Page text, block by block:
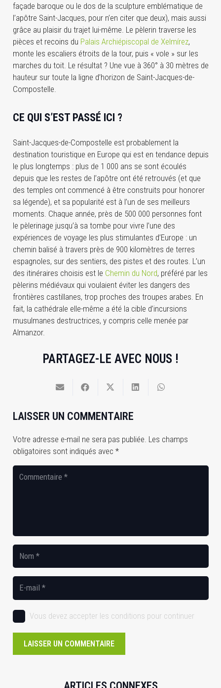
façade baroque ou le dos de la sculpture emblématique de
l’apôtre Saint-Jacques, pour n’en citer que deux), mais aussi
grâce au plaisir du trajet lui-même. Le pèlerin traverse les
pièces et recoins du Palais Archiépiscopal de Xelmírez,
monte les escaliers étroits de la tour, puis « vole » sur les
marches du toit. Le résultat ? Une vue à 360° à 30 mètres de
hauteur sur toute la ligne d’horizon de Saint-Jacques-de-
Compostelle.
CE QUI S’EST PASSÉ ICI ?
Saint-Jacques-de-Compostelle est probablement la
destination touristique en Europe qui est en tendance depuis
le plus longtemps : plus de 1 000 ans se sont écoulés
depuis que les restes de l’apôtre ont été retrouvés (et que
des temples ont commencé à être construits pour honorer
sa légende), et sa popularité est à l’un de ses meilleurs
moments. Chaque année, près de 500 000 personnes font
le pèlerinage jusqu’à sa tombe pour vivre l’une des
expériences de voyage les plus stimulantes d’Europe : un
chemin balisé à travers près de 900 kilomètres de terres
espagnoles, sur des sentiers, des pistes et des routes. L’un
des itinéraires choisis est le Chemin du Nord, préféré par les
pèlerins médiévaux qui voulaient éviter les dangers des
frontières castillanes, trop proches des troupes arabes. En
fait, la cathédrale elle-même a été la cible d’incursions
musulmanes destructrices, y compris celle menée par
Almanzor.
PARTAGEZ-LE AVEC NOUS !
LAISSER UN COMMENTAIRE
Votre adresse e-mail ne sera pas publiée. Les champs
obligatoires sont indiqués avec *
Vous devez accepter les conditions pour continuer
LAISSER UN COMMENTAIRE